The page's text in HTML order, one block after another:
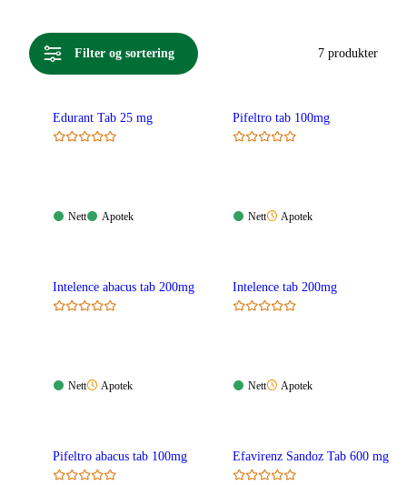
Filter og sortering 7 produkter
Edurant Tab 25 mg
Nett:
Nett
Apotek:
Apotek
Pifeltro tab 100mg
Nett:
Nett
Apotek:
Apotek
Intelence abacus tab 200mg
Nett:
Nett
Apotek:
Apotek
Intelence tab 200mg
Nett:
Nett
Apotek:
Apotek
Pifeltro abacus tab 100mg Efavirenz Sandoz Tab 600 mg